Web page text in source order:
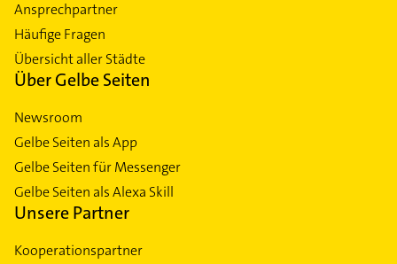
Ansprechpartner
Häufige Fragen
Übersicht aller Städte
Über Gelbe Seiten
Newsroom
Gelbe Seiten als App
Gelbe Seiten für Messenger
Gelbe Seiten als Alexa Skill
Unsere Partner
Kooperationspartner